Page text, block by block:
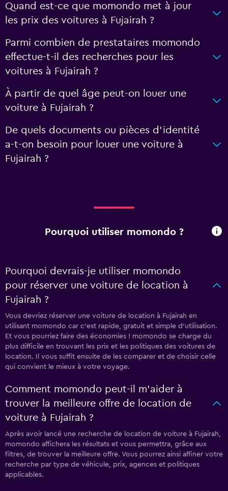
Quand est-ce que momondo met à jour
les prix des voitures à Fujairah ?
Parmi combien de prestataires momondo
effectue-t-il des recherches pour les
voitures à Fujairah ?
À partir de quel âge peut-on louer une
voiture à Fujairah ?
De quels documents ou pièces d'identité
a-t-on besoin pour louer une voiture à
Fujairah ?
Pourquoi utiliser momondo ?
Pourquoi devrais-je utiliser momondo
pour réserver une voiture de location à
Fujairah ?
Vous devriez réserver une voiture de location à Fujairah en
utilisant momondo car c'est rapide, gratuit et simple d'utilisation.
Et vous pourriez faire des économies ! momondo se charge du
plus difficile en trouvant les prix et les politiques des voitures de
location. Il vous suffit ensuite de les comparer et de choisir celle
qui convient le mieux à votre voyage.
Comment momondo peut-il m’aider à
trouver la meilleure offre de location de
voiture à Fujairah ?
Après avoir lancé une recherche de location de voiture à Fujairah,
momondo affichera les résultats et vous permettra, grâce aux
filtres, de trouver la meilleure offre. Vous pourrez ainsi affiner votre
recherche par type de véhicule, prix, agences et politiques
applicables.